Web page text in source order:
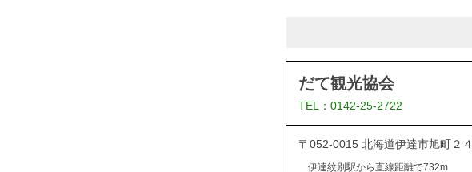
だて観光協会
TEL：0142-25-2722
〒052-0015 北海道伊達市旭町２４
伊達紋別駅から直線距離で732m